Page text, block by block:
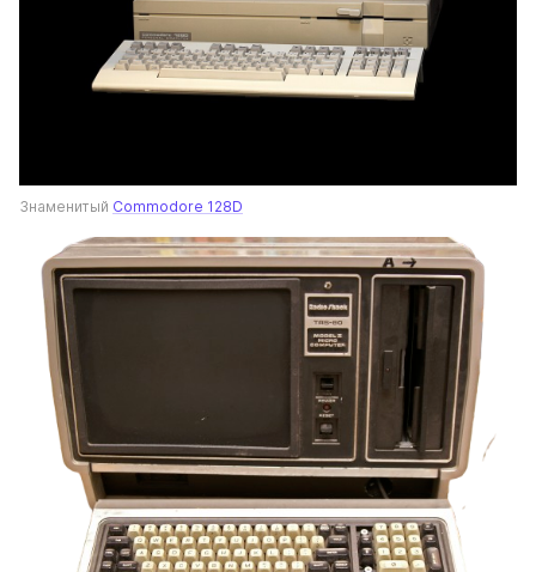
Знаменитый Commodore 128D